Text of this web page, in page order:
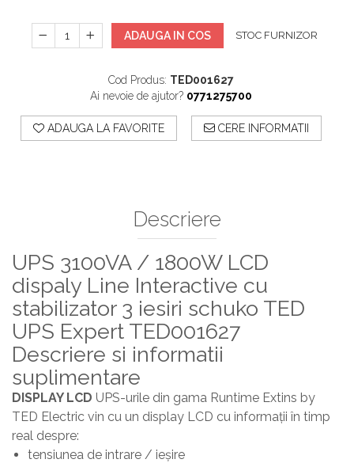
ADAUGA IN COS STOC FURNIZOR
Cod Produs: TED001627
Ai nevoie de ajutor? 0771275700
ADAUGA LA FAVORITE CERE INFORMATII
Descriere
UPS 3100VA / 1800W LCD
dispaly Line Interactive cu
stabilizator 3 iesiri schuko TED
UPS Expert TED001627
Descriere si informatii
suplimentare
DISPLAY LCD UPS-urile din gama Runtime Extins by
TED Electric vin cu un display LCD cu informaţii în timp
real despre:
tensiunea de intrare / ieșire